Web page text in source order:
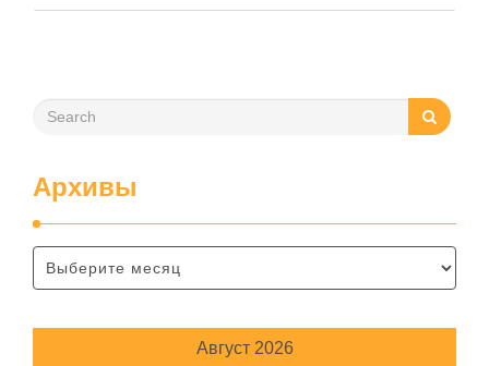
зависит от нескольких факторов, включая температуру
Архивы
Август 2026